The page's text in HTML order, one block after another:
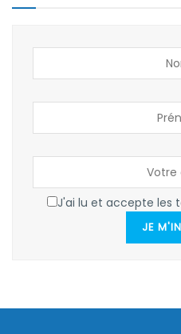
J'ai lu et accepte les
JE